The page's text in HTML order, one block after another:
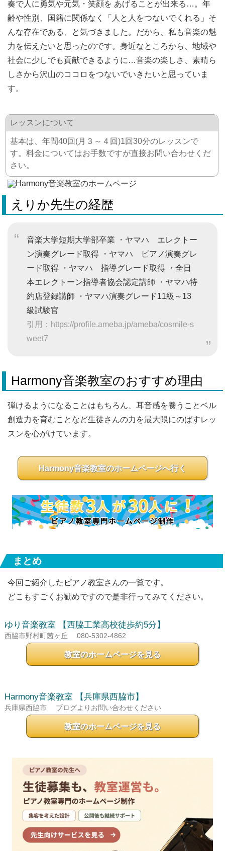
奏で人に勇気や元気・笑顔を あげることが出来る…。年
齢や性別、国籍に関係なく「人と人をつないでくれる」そ
んな存在である、と気づきました。だから、私も音楽の魅
力を伝えたいと思ったのです。身近なところから、地域や
社会に少しでも貢献できるように…音楽の楽しさ、素晴ら
しさから沢山のココロをつないでいきたいと思っていま
す。
レッスンについて
基本は、年間40回(月３～４回)1回30分のレッスンで
す。料金についてはお手数ですが直接お問い合わせくだ
さい。
えりか先生の経歴
音楽大学短期大学部卒業 ・ヤマハ エレクトー
ン演奏グレード取得 ・ヤマハ ピアノ演奏グレ
ード取得 ・ヤマハ 指導グレード取得 ・全日
本エレクトーン指導者協会認定講師 ・ヤマハ特
約店登録講師 ・ヤマハ演奏グレード11級～13
級試験官
引用：https://profile.ameba.jp/ameba/cosmile-s
weet7
Harmony音楽教室のおすすめ理由
弾けるようになることはもちろん、耳音感を養うことベル
創造力を育むことなど生徒さんの力を最大限にのばすレッ
スンを心がけています。
Harmony音楽教室のホームページへ行く
まとめ
今回ご紹介したピアノ教室さんの一覧です。
どこもすごくお勧めですので是非行ってみてください。
ゆり音楽教室 【西脇工業高校徒歩約5分】
西脇市野村町茜ヶ丘 080-5302-4862
教室のホームページを見る
Harmony音楽教室 【兵庫県西脇市】
兵庫県西脇市 ブログよりお問い合わせください
教室のホームページを見る